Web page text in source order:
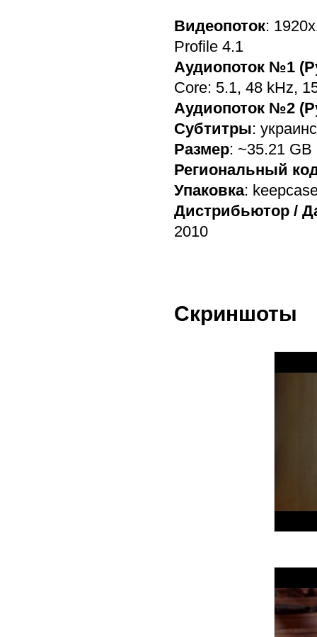
Видеопоток:
Profile 4.1
Аудиопоток №1
Core: 5.1, 48 kHz,
Аудиопоток №2
Cубтитры:
Размер: ~35.21
Региональный
Упаковка:
Дистрибьютор /
2010
Скриншоты